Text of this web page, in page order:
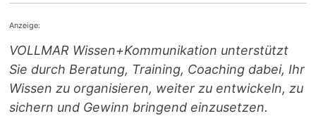
Anzeige:
VOLLMAR Wissen+Kommunikation unterstützt
Sie durch Beratung, Training, Coaching dabei, Ihr
Wissen zu organisieren, weiter zu entwickeln, zu
sichern und Gewinn bringend einzusetzen.